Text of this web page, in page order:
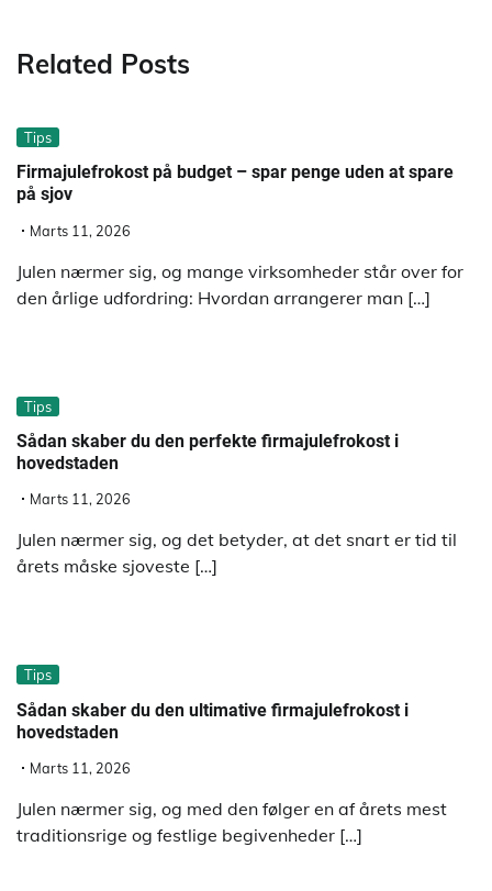
Related Posts
Tips
Firmajulefrokost på budget – spar penge uden at spare
på sjov
Marts 11, 2026
Julen nærmer sig, og mange virksomheder står over for
den årlige udfordring: Hvordan arrangerer man […]
Tips
Sådan skaber du den perfekte firmajulefrokost i
hovedstaden
Marts 11, 2026
Julen nærmer sig, og det betyder, at det snart er tid til
årets måske sjoveste […]
Tips
Sådan skaber du den ultimative firmajulefrokost i
hovedstaden
Marts 11, 2026
Julen nærmer sig, og med den følger en af årets mest
traditionsrige og festlige begivenheder […]